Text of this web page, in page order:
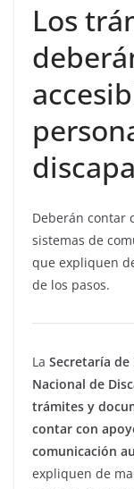
Los
Deberán contar
sistemas de
que expliquen
de los pasos.
La Secretaría
Nacional de
trámites y
contar con
comunicación
expliquen de